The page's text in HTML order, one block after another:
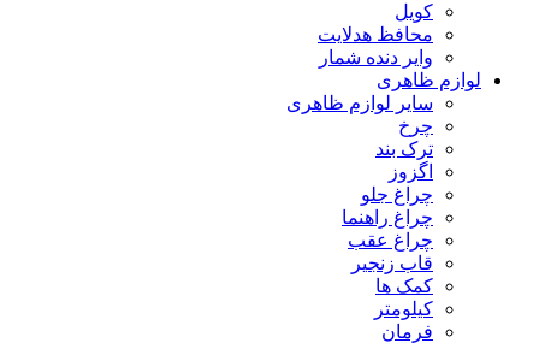
کویل
محافظ هدلایت
وایر دنده شمار
لوازم ظاهری
سایر لوازم ظاهری
چرخ
ترک بند
اگزوز
چراغ جلو
چراغ راهنما
چراغ عقب
قاب زنجیر
کمک ها
کیلومتر
فرمان